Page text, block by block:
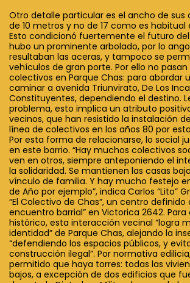
Otro detalle particular es el ancho de sus
de 10 metros y no de 17 como es habitual
Esto condicionó fuertemente el futuro
hubo un prominente arbolado, por lo
resultaban las aceras, y tampoco se
vehículos de gran porte. Por ello no pasan
colectivos en Parque Chas: para abordar
caminar a avenida Triunvirato, De Los
Constituyentes, dependiendo el destino.
problema, esto implica un atributo
vecinos, que han resistido la instalación
línea de colectivos en los años 80 por
Por esta forma de relacionarse, lo social
en este barrio. “Hay muchos colectivos
ven en otros, siempre anteponiendo el
la solidaridad. Se mantienen las casas
vínculo de familia. Y hay mucho festejo
de Año por ejemplo”, indica Carlos “Lito”
“El Colectivo de Chas”, un centro definido
encuentro barrial” en Victorica 2642.
histórico, esta interacción vecinal “logra
identidad” de Parque Chas, alejando la
“defendiendo los espacios públicos, y
construcción ilegal”. Por normativa
permitido que haya torres: todas las
bajos, a excepción de dos edificios que